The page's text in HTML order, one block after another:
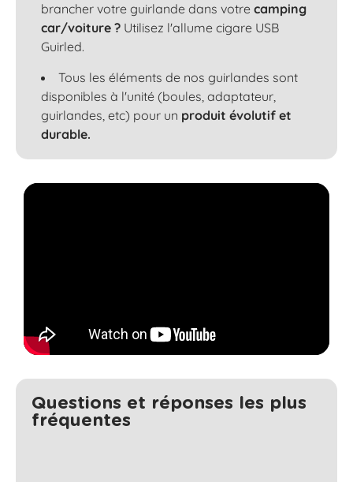
brancher votre guirlande dans votre camping
car/voiture ? Utilisez l'allume cigare USB
Guirled.
Tous les éléments de nos guirlandes sont
disponibles à l'unité (boules, adaptateur,
guirlandes, etc) pour un produit évolutif et
durable.
Questions et réponses les plus
fréquentes​